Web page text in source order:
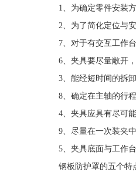
1、为确定零件安装
2、为了简化定位与
7、对于有交互工作
6、夹具要尽量敞开
3、能经短时间的拆
8、确定在主轴的行
4、夹具应具有尽可
9、尽量在一次装夹
5、夹具底面与工作
钢板防护罩的五个特